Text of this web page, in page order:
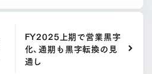
FY2025上期で営業黒字
化、通期も黒字転換の見
通し